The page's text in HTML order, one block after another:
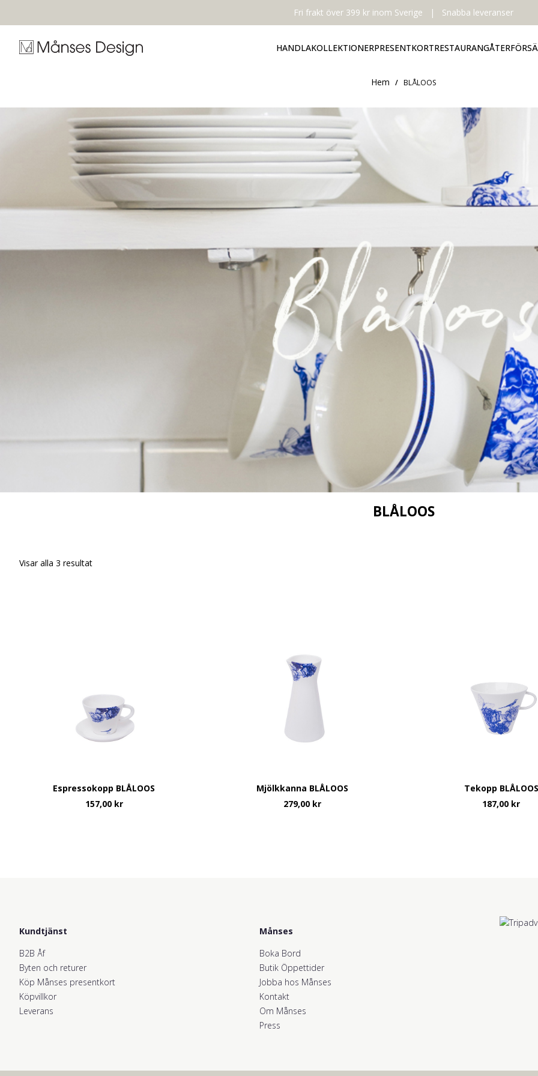
Fri frakt över 399 kr inom Sverige | Snabba leveranser
HANDLAKOLLEKTIONERPRESENTKORTRESTAURANG
Hem / BLÅLOOS
BLÅLOOS
Visar alla 3 resultat
Espressokopp BLÅLOOS
157,00 kr
Mjölkkanna BLÅLOOS
279,00 kr
Tekopp BLÅLOOS
187,00 kr
Kundtjänst
B2B Åf
Byten och returer
Köp Månses presentkort
Köpvillkor
Leverans
Månses
Boka Bord
Butik Öppettider
Jobba hos Månses
Kontakt
Om Månses
Press